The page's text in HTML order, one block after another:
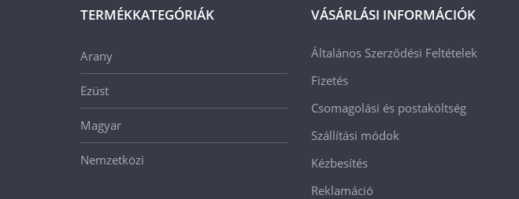
TERMÉKKATEGÓRIÁK
Arany
Ezüst
Magyar
Nemzetközi
VÁSÁRLÁSI INFORMÁCIÓK
Általános Szerződési Feltételek
Fizetés
Csomagolási és postaköltség
Szállítási módok
Kézbesítés
Reklamáció